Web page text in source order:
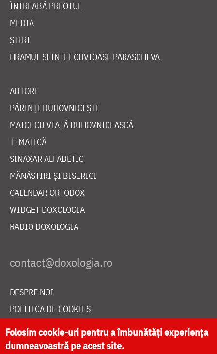
ÎNTREABĂ PREOTUL
MEDIA
ȘTIRI
HRAMUL SFINTEI CUVIOASE PARASCHEVA
AUTORI
PĂRINȚI DUHOVNICEȘTI
MAICI CU VIAȚĂ DUHOVNICEASCĂ
TEMATICĂ
SINAXAR ALFABETIC
MĂNĂSTIRI ȘI BISERICI
CALENDAR ORTODOX
WIDGET DOXOLOGIA
RADIO DOXOLOGIA
DESPRE NOI
POLITICA DE COOKIES
DONEAZĂ ONLINE PENTRU CATEDRALA NAȚIONALĂ
Folosim cookie-uri pentru a îmbunătăți experiența
dumneavoastră pe acest site.